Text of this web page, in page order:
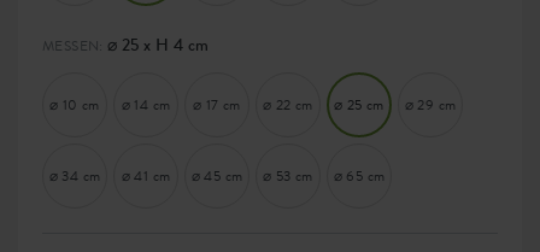
MESSEN: ⌀ 25 x H 4 cm
⌀ 10 cm ⌀ 14 cm ⌀ 17 cm ⌀ 22 cm ⌀ 25 cm ⌀ 29 cm
⌀ 34 cm ⌀ 41 cm ⌀ 45 cm ⌀ 53 cm ⌀ 65 cm